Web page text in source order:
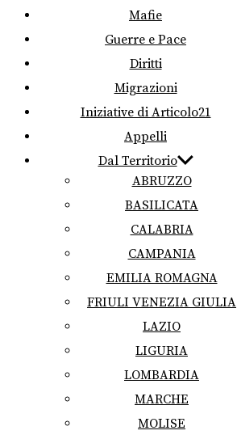
Mafie
Guerre e Pace
Diritti
Migrazioni
Iniziative di Articolo21
Appelli
Dal Territorio
ABRUZZO
BASILICATA
CALABRIA
CAMPANIA
EMILIA ROMAGNA
FRIULI VENEZIA GIULIA
LAZIO
LIGURIA
LOMBARDIA
MARCHE
MOLISE